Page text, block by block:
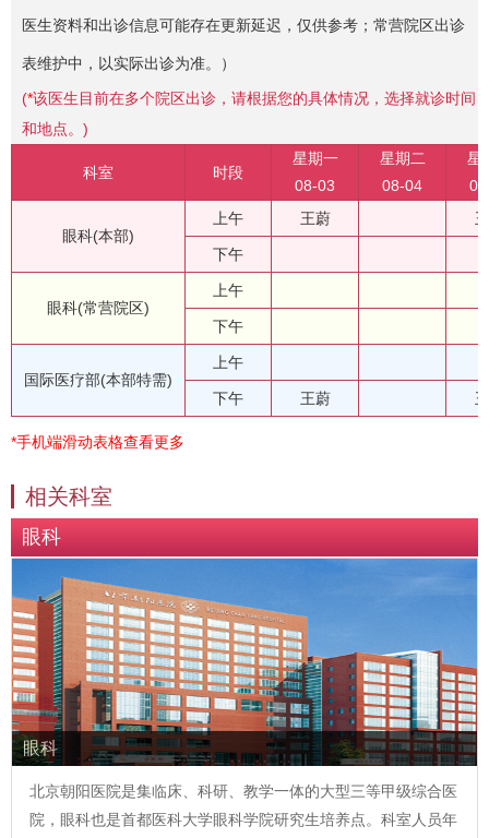
医生资料和出诊信息可能存在更新延迟，仅供参考；常营院区出诊
表维护中，以实际出诊为准。）
(*该医生目前在多个院区出诊，请根据您的具体情况，选择就诊时间
和地点。)
科室 时段
星期一
08-03
星期二
08-04
星
眼科(本部)
上午 王蔚
下午
眼科(常营院区)
上午
下午
国际医疗部(本部特需)
上午
下午 王蔚
*手机端滑动表格查看更多
相关科室
眼科
眼科
北京朝阳医院是集临床、科研、教学一体的大型三等甲级综合医
院，眼科也是首都医科大学眼科学院研究生培养点。科室人员年